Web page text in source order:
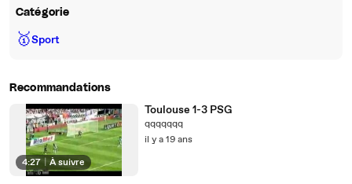
Catégorie
🥇Sport
Recommandations
4:27 | À suivre
Toulouse 1-3 PSG
qqqqqqq
il y a 19 ans